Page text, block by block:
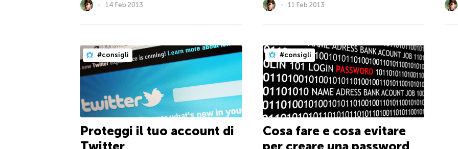
14 Feb 2013 11 Feb 2013
#consigli
Proteggi il tuo account di
#consigli
Cosa fare e cosa evitare